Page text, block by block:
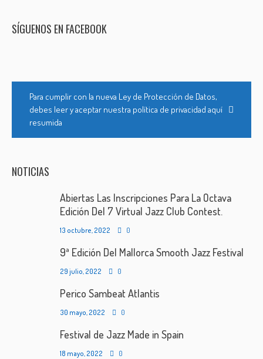
SÍGUENOS EN FACEBOOK
Para cumplir con la nueva Ley de Protección de Datos,
debes leer y aceptar nuestra política de privacidad aquí
resumida
NOTICIAS
Abiertas Las Inscripciones Para La Octava
Edición Del 7 Virtual Jazz Club Contest.
13 octubre, 2022 0
9ª Edición Del Mallorca Smooth Jazz Festival
29 julio, 2022 0
Perico Sambeat Atlantis
30 mayo, 2022 0
Festival de Jazz Made in Spain
18 mayo, 2022 0